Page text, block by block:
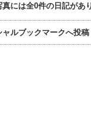
真には全0件の日記があ
ャルブックマークへ投稿